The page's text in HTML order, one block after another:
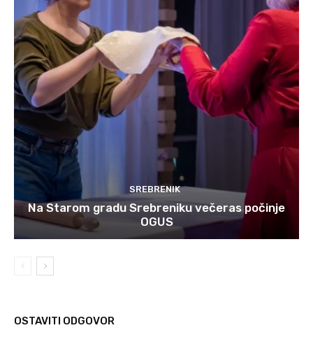
SREBRENIK
Na Starom gradu Srebreniku večeras počinje
OGUS
OSTAVITI ODGOVOR